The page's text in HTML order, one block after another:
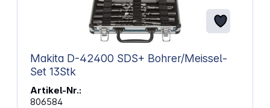
Makita D-42400 SDS+ Bohrer/Meissel-
Set 13Stk
Artikel-Nr.:
806584